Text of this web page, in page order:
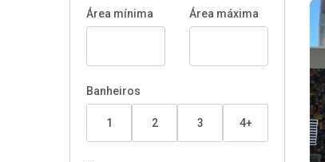
Área mínima Área máxima
Banheiros
1 2 3 4+